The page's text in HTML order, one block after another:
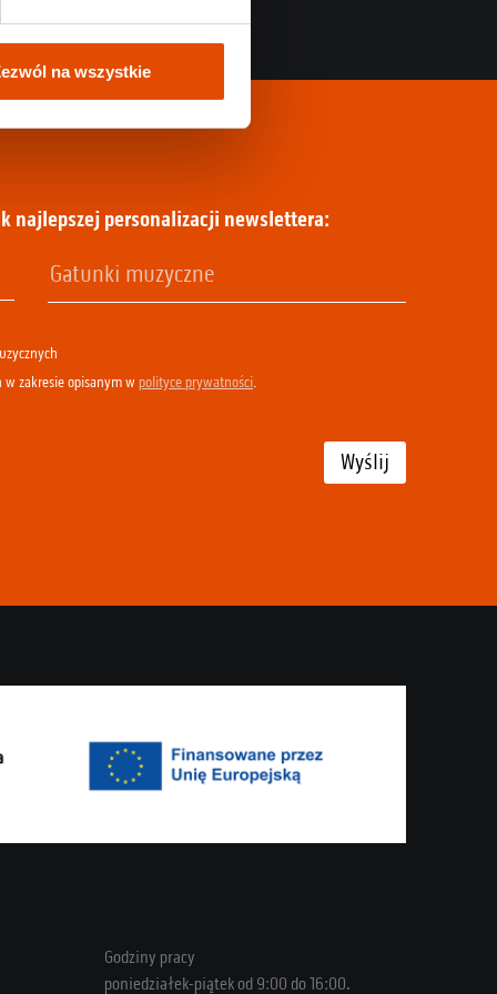
na wszystkie
najlepszej personalizacji newslettera:
w zakresie opisanym wpolityce prywatności.
Wyślij
Godziny pracy
poniedziałek-piątek od 9:00 do 16:00.